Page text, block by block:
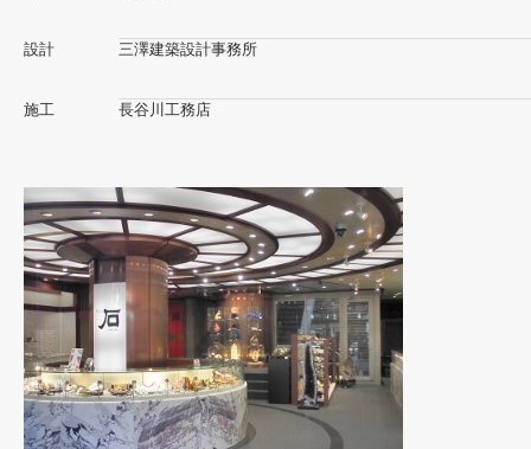
設計 三澤建築設計事務所
施工 長谷川工務店